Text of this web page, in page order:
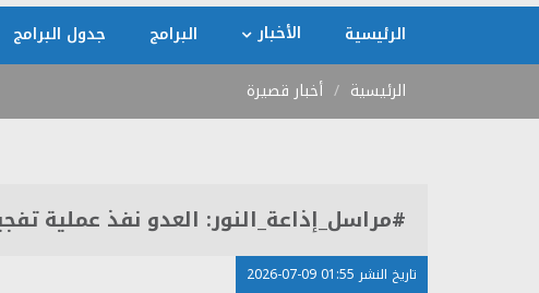
الرئيسية الأخبار البرامج جدول البرامج
الرئيسية أخبار قصيرة
#مراسل_إذاعة_النور: العدو نفذ عملية
تاريخ النشر 01:55 09-07-2026